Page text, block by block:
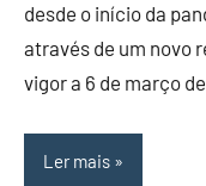
desde o início da
através de um novo
vigor a 6 de março
Ler mais